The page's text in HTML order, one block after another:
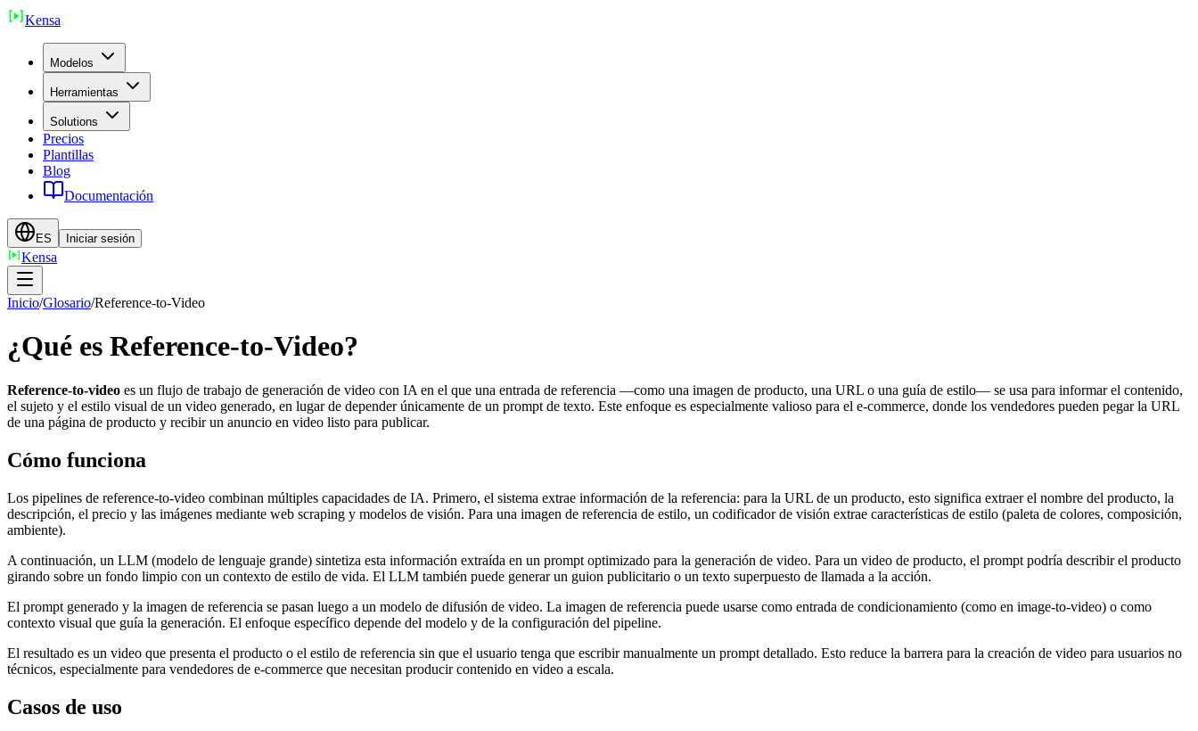
Kensa
Modelos
Herramientas
Solutions
Precios
Plantillas
Blog
Documentación
ES Iniciar sesión
Kensa
Inicio/Glosario/Reference-to-Video
¿Qué es Reference-to-Video?
Reference-to-video es un flujo de trabajo de generación de video con IA en el que una entrada de referencia —como una imagen de producto, una URL o una guía de estilo— se usa para informar el contenido,
el sujeto y el estilo visual de un video generado, en lugar de depender únicamente de un prompt de texto. Este enfoque es especialmente valioso para el e-commerce, donde los vendedores pueden pegar la URL
de una página de producto y recibir un anuncio en video listo para publicar.
Cómo funciona
Los pipelines de reference-to-video combinan múltiples capacidades de IA. Primero, el sistema extrae información de la referencia: para la URL de un producto, esto significa extraer el nombre del producto, la
descripción, el precio y las imágenes mediante web scraping y modelos de visión. Para una imagen de referencia de estilo, un codificador de visión extrae características de estilo (paleta de colores, composición,
ambiente).
A continuación, un LLM (modelo de lenguaje grande) sintetiza esta información extraída en un prompt optimizado para la generación de video. Para un video de producto, el prompt podría describir el producto
girando sobre un fondo limpio con un contexto de estilo de vida. El LLM también puede generar un guion publicitario o un texto superpuesto de llamada a la acción.
El prompt generado y la imagen de referencia se pasan luego a un modelo de difusión de video. La imagen de referencia puede usarse como entrada de condicionamiento (como en image-to-video) o como
contexto visual que guía la generación. El enfoque específico depende del modelo y de la configuración del pipeline.
El resultado es un video que presenta el producto o el estilo de referencia sin que el usuario tenga que escribir manualmente un prompt detallado. Esto reduce la barrera para la creación de video para usuarios no
técnicos, especialmente para vendedores de e-commerce que necesitan producir contenido en video a escala.
Casos de uso